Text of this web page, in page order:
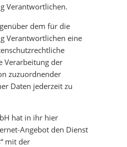
Verantwortlichen.
dem für die
Verantwortlichen eine
Verarbeitung der
zuzuordnender
Daten jederzeit zu
hat in ihr hier
Angebot den Dienst
mit der